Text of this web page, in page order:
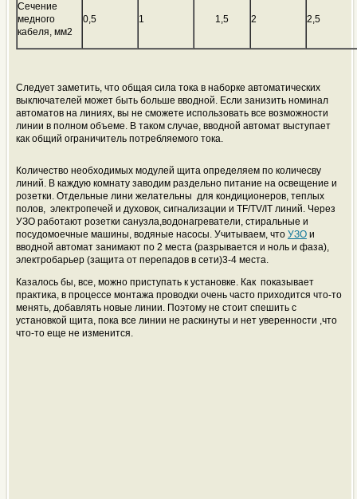
Сечение
медного
кабеля, мм2
0,5 1 1,5 2 2,5
Следует заметить, что общая сила тока в наборке автоматических
выключателей может быть больше вводной. Если занизить номинал
автоматов на линиях, вы не сможете использовать все возможности
линии в полном объеме. В таком случае, вводной автомат выступает
как общий ограничитель потребляемого тока.
Количество необходимых модулей щита определяем по количесву
линий. В каждую комнату заводим раздельно питание на освещение и
розетки. Отдельные лини желательны для кондиционеров, теплых
полов, электропечей и духовок, сигнализации и ТF/TV/IT линий. Через
УЗО работают розетки санузла,водонагреватели, стиральные и
посудомоечные машины, водяные насосы. Учитываем, что УЗОи
вводной автомат занимают по 2 места (разрывается и ноль и фаза),
электробарьер (защита от перепадов в сети)3-4 места.
Казалось бы, все, можно приступать к установке. Как показывает
практика, в процессе монтажа проводки очень часто приходится что-то
менять, добавлять новые линии. Поэтому не стоит спешить с
установкой щита, пока все линии не раскинуты и нет уверенности ,что
что-то еще не изменится.